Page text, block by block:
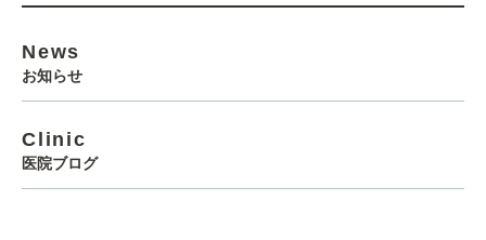
News
お知らせ
Clinic
医院ブログ